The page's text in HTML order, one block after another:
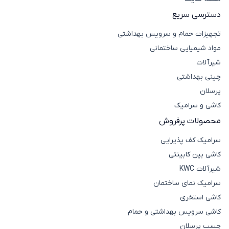
برندها و طرح‌های معتبر کاشی طلایی در بازار
ایران
برند
کاشی
تبریز
طرح‌های کوتینگ طلایی گل‌دار و
مرجان
راهنمای خرید کاشی طلایی
دسترسی سریع
تجهیزات حمام و سرویس بهداشتی
مواد شیمیایی ساختمانی
شیرآلات
چینی بهداشتی
پرسلان
کاشی و سرامیک
محصولات پرفروش
سرامیک کف پذیرایی
کاشی بین کابینتی
شیرآلات KWC
سرامیک نمای ساختمان
کاشی استخری
کاشی سرویس بهداشتی و حمام
چسب پرسلان